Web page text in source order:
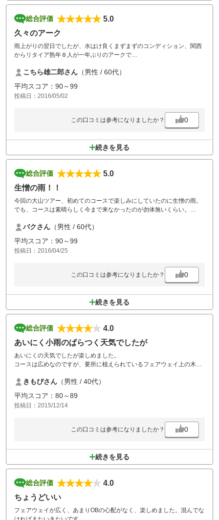
総合評価
5.0
久々のアーク
雨上がりの翌日でしたが、水はけ良くまずまずのコンディション、関西
からリタイア熟年８人が一年ぶりのアークで
こちら雄二郎さん （男性 / 60代）
平均スコア：90～99
投稿日：2016/05/02
この口コミは参考になりましたか？ 0
続きを見る
総合評価
5.0
生憎の雨！！
今回の大山ツアー、初めてのコースで楽しみにしていたのに生憎の雨。
でも、コースは素晴らしく今まで来なかったのが勿体無いくらい。
バクさん （男性 / 60代）
平均スコア：90～99
投稿日：2016/04/25
この口コミは参考になりましたか？ 0
続きを見る
総合評価
4.0
あいにく小雨のぱらつく天気でしたが
あいにくの天気でしたが楽しめました。
コースは広めなのですが、要所に植えられているフェアウェイ上の木に
道が通っているコースでは無く戦略性もあって楽しめました。
食事もお風呂も満足でした。
次は気候も天気も良い日に、景色を楽しみながらプレーしたいです。
きもぴさん （男性 / 40代）
平均スコア：80～89
投稿日：2015/12/14
この口コミは参考になりましたか？ 0
続きを見る
総合評価
4.0
ちょうどいい
フェアウェイが広く、あまりOBの心配がなく、楽しめました。混んでな